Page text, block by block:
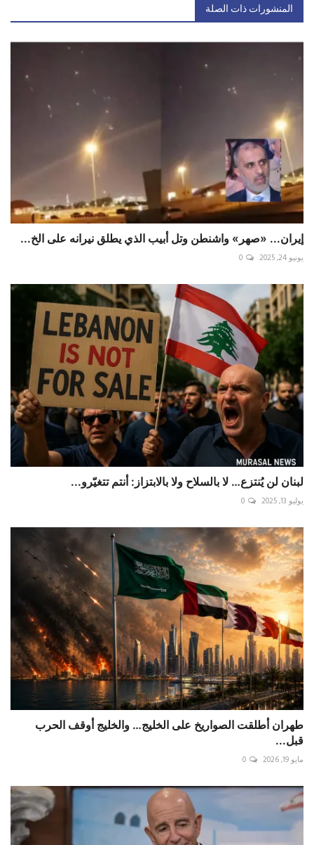
المنشورات ذات الصلة
إيران... «صهر» واشنطن وتل أبيب الذي يطلق نيرانه على الخ...
يونيو 24, 2025 0
لبنان لن يُنتزع… لا بالسلاح ولا بالابتزاز: أنتم تتغيّرو...
يوليو 13, 2025 0
طهران أطلقت الصواريخ على الخليج… والخليج أوقف الحرب
قبل...
مايو 19, 2026 0